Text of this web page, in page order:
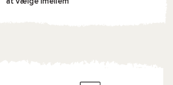
at vælge imellem